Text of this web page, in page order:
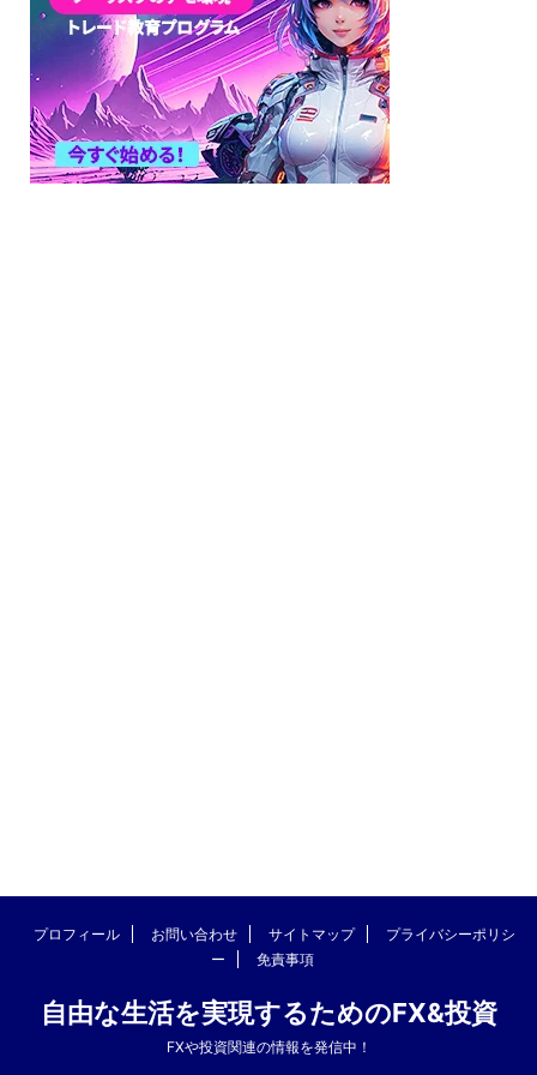
プロフィール お問い合わせ サイトマップ
プライバシーポリシ
ー
免責事項
自由な生活を実現するためのFX&投資
FXや投資関連の情報を発信中！